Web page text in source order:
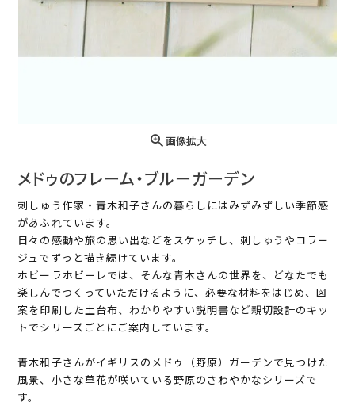
画像拡大
メドゥのフレーム・ブルーガーデン
刺しゅう作家・青木和子さんの暮らしにはみずみずしい季節感
があふれています。
日々の感動や旅の思い出などをスケッチし、刺しゅうやコラー
ジュでずっと描き続けています。
ホビーラホビーレでは、そんな青木さんの世界を、どなたでも
楽しんでつくっていただけるように、必要な材料をはじめ、図
案を印刷した土台布、わかりやすい説明書など親切設計のキッ
トでシリーズごとにご案内しています。
青木和子さんがイギリスのメドゥ（野原）ガーデンで見つけた
風景、小さな草花が咲いている野原のさわやかなシリーズで
す。